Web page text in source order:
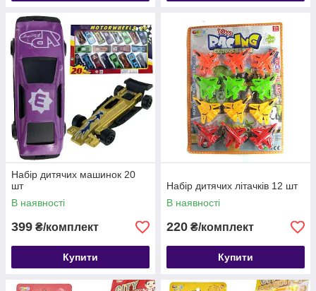
Набір дитячих машинок 20
шт
В наявності
399 ₴/комплект
Купити
Набір дитячих літачків 12 шт
В наявності
220 ₴/комплект
Купити